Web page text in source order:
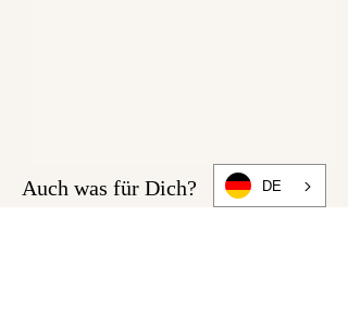
Auch was für Dich? DE